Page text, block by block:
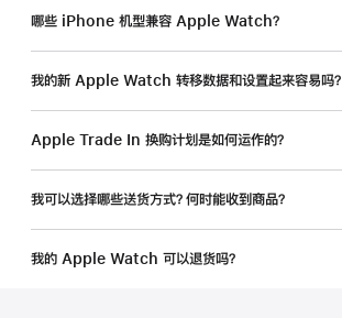
哪些 iPhone 机型兼容 Apple Watch？
我的新 Apple Watch 转移数据和设置起来容易吗？
Apple Trade In 换购计划是如何运作的？
我可以选择哪些送货方式？何时能收到商品？
我的 Apple Watch 可以退货吗？